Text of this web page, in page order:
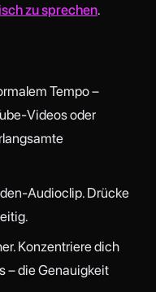
zu sprechen.
Tempo –
Videos oder
Audioclip. Drücke
Konzentriere dich
– die Genauigkeit